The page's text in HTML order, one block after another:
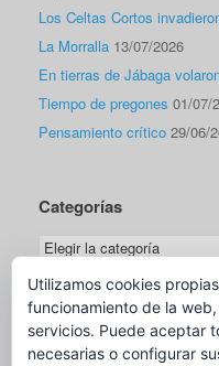
Los Celtas Cortos
La Morralla 13/07/2026
En tierras de Jábaga
Tiempo de pregones 01/07/
Pensamiento crítico 29/06/
Categorías
Categorías
Traductor
Utilizamos cookies
funcionamiento de la
servicios. Puede aceptar
necesarias o configurar